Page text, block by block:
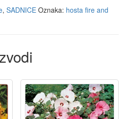
, SADNICE Oznaka: hosta fire and